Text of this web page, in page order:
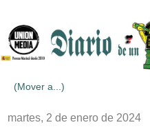
martes, 2 de enero de 2024